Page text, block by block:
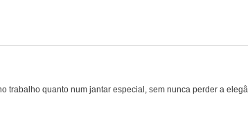
quanto num jantar especial, sem nunca perder a